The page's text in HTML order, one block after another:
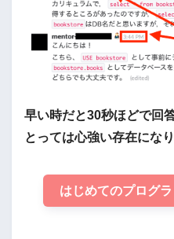
早い時だと30秒ほどで回
とっては心強い存在にな
はじめてのプログ